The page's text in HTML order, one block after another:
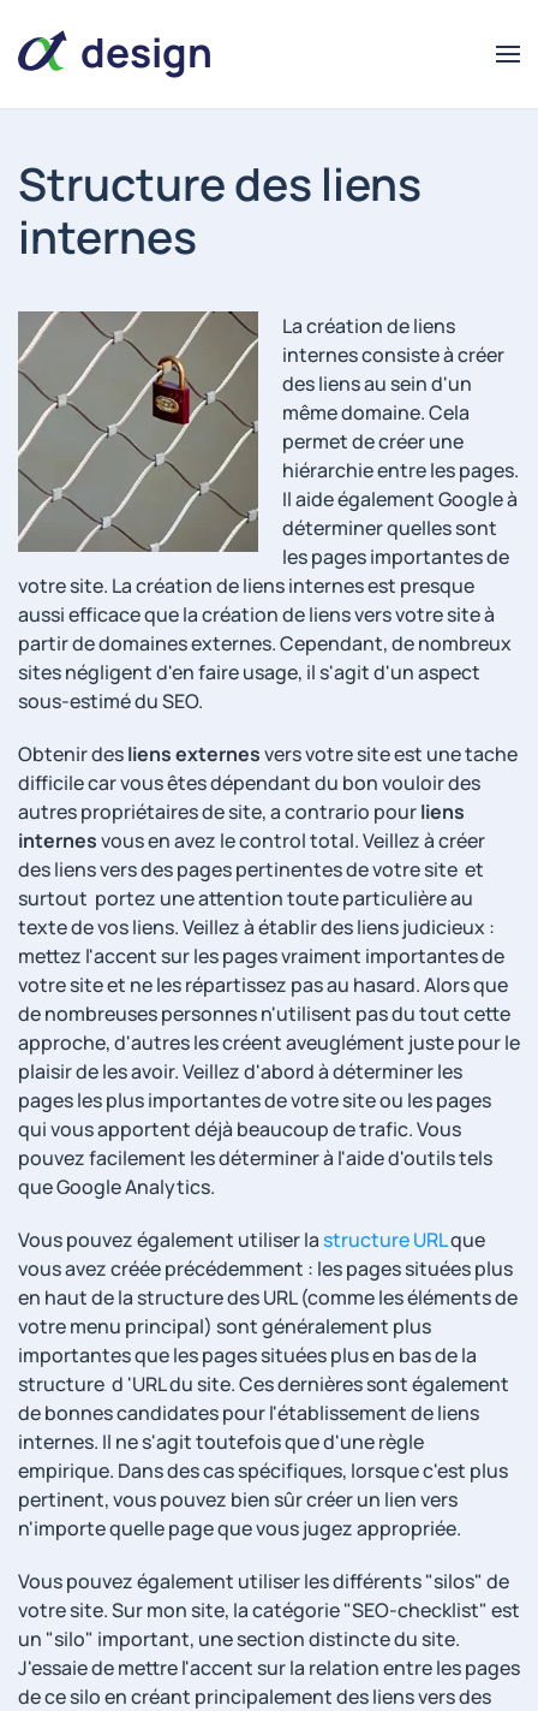
alpha
design
alpha
design
Structure des liens
internes
La création de liens
internes consiste à créer
des liens au sein d'un
même domaine. Cela
permet de créer une
hiérarchie entre les pages.
Il aide également Google à
déterminer quelles sont
les pages importantes de
votre site. La création de liens internes est presque
aussi efficace que la création de liens vers votre site à
partir de domaines externes. Cependant, de nombreux
sites négligent d'en faire usage, il s'agit d'un aspect
sous-estimé du SEO.
Obtenir desliens externesvers votre site est une tache
difficile car vous êtes dépendant du bon vouloir des
autres propriétaires de site, a contrario pourliens
internesvous en avez le control total. Veillez à créer
des liens vers des pages pertinentes de votre site et
surtout portez une attention toute particulière au
texte de vos liens. Veillez à établir des liens judicieux :
mettez l'accent sur les pages vraiment importantes de
votre site et ne les répartissez pas au hasard. Alors que
de nombreuses personnes n'utilisent pas du tout cette
approche, d'autres les créent aveuglément juste pour le
plaisir de les avoir. Veillez d'abord à déterminer les
pages les plus importantes de votre site ou les pages
qui vous apportent déjà beaucoup de trafic. Vous
pouvez facilement les déterminer à l'aide d'outils tels
que Google Analytics.
Vous pouvez également utiliser lastructure URLque
vous avez créée précédemment : les pages situées plus
en haut de la structure des URL (comme les éléments de
votre menu principal) sont généralement plus
importantes que les pages situées plus en bas de la
structure d 'URL du site. Ces dernières sont également
de bonnes candidates pour l'établissement de liens
internes. Il ne s'agit toutefois que d'une règle
empirique. Dans des cas spécifiques, lorsque c'est plus
pertinent, vous pouvez bien sûr créer un lien vers
n'importe quelle page que vous jugez appropriée.
Vous pouvez également utiliser les différents "silos" de
votre site. Sur mon site, la catégorie "SEO-checklist" est
un "silo" important, une section distincte du site.
J'essaie de mettre l'accent sur la relation entre les pages
de ce silo en créant principalement des liens vers des